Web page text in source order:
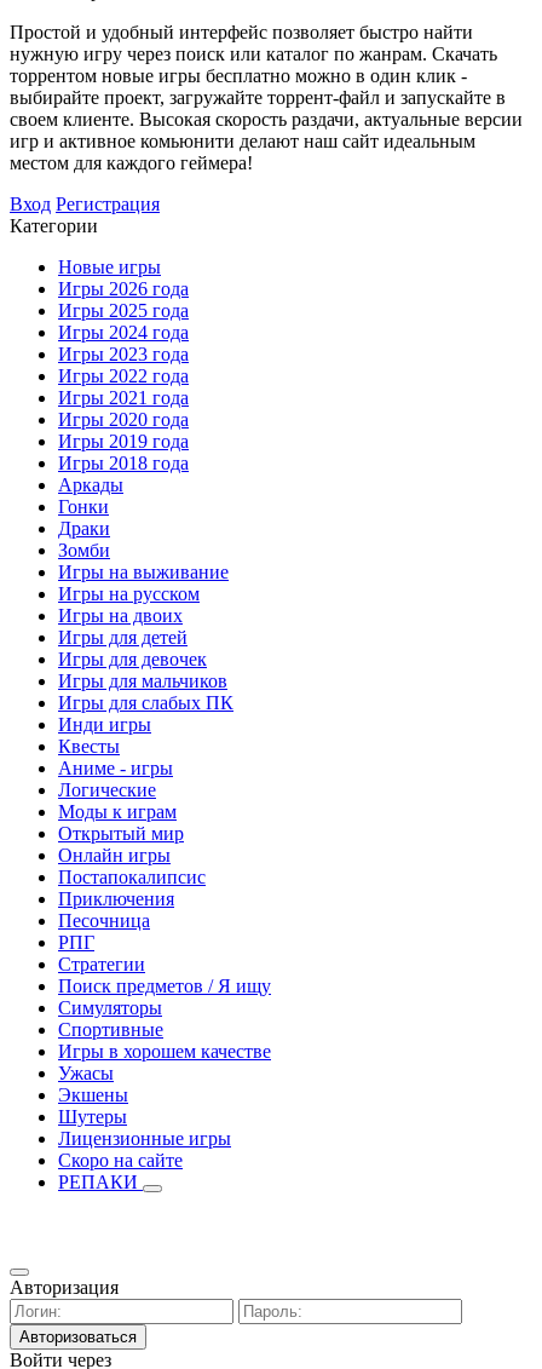
Простой и удобный интерфейс позволяет быстро найти
нужную игру через поиск или каталог по жанрам. Скачать
торрентом новые игры бесплатно можно в один клик -
выбирайте проект, загружайте торрент-файл и запускайте в
своем клиенте. Высокая скорость раздачи, актуальные версии
игр и активное комьюнити делают наш сайт идеальным
местом для каждого геймера!
Вход Регистрация
Категории
Новые игры
Игры 2026 года
Игры 2025 года
Игры 2024 года
Игры 2023 года
Игры 2022 года
Игры 2021 года
Игры 2020 года
Игры 2019 года
Игры 2018 года
Аркады
Гонки
Драки
Зомби
Игры на выживание
Игры на русском
Игры на двоих
Игры для детей
Игры для девочек
Игры для мальчиков
Игры для слабых ПК
Инди игры
Квесты
Аниме - игры
Логические
Моды к играм
Открытый мир
Онлайн игры
Постапокалипсис
Приключения
Песочница
РПГ
Стратегии
Поиск предметов / Я ищу
Симуляторы
Спортивные
Игры в хорошем качестве
Ужасы
Экшены
Шутеры
Лицензионные игры
Скоро на сайте
РЕПАКИ
Авторизация
Авторизоваться
Войти через